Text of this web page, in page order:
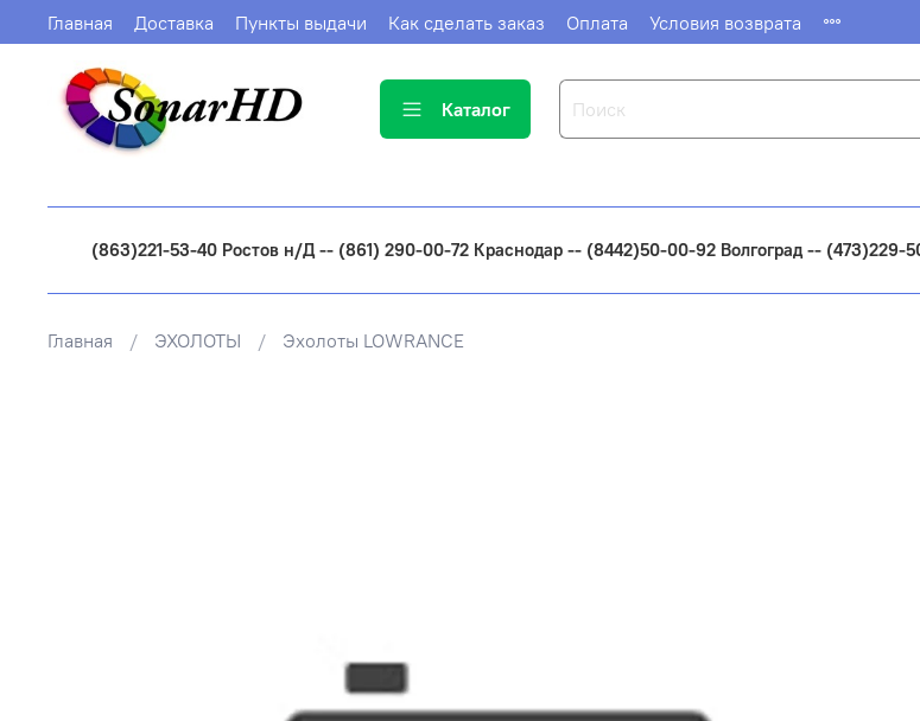
Главная Доставка Пункты выдачи Как сделать заказ Оплата Условия возврата
Каталог
(863)221-53-40 Ростов н/Д -- (861) 290-00-72 Краснодар -- (8442)50-00-92 Волгоград --
Главная ЭХОЛОТЫ Эхолоты LOWRANCE